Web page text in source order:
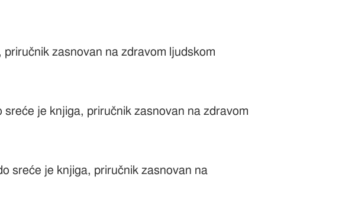
zasnovan na zdravom ljudskom
je knjiga, priručnik zasnovan na zdravom
sreće je knjiga, priručnik zasnovan na